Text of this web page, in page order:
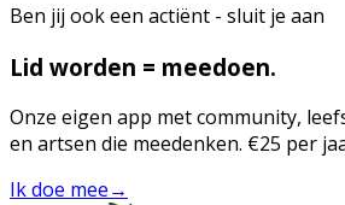
Ben jij ook een actiënt - sluit je aan
Lid worden = meedoen.
Onze eigen app met community,
en artsen die meedenken. €25 per
Ik doe mee→